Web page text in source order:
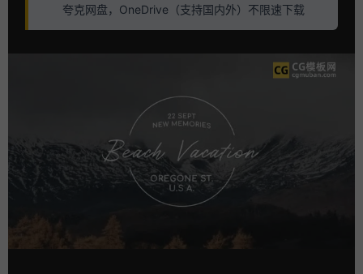
夸克网盘，OneDrive（支持国内外）不限速下载